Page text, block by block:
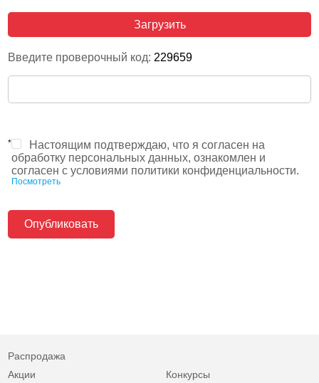
Загрузить
Введите проверочный код: 229659
*
Настоящим подтверждаю, что я согласен на
обработку персональных данных, ознакомлен и
согласен с условиями политики конфиденциальности.
Посмотреть
Распродажа
Акции
Конкурсы